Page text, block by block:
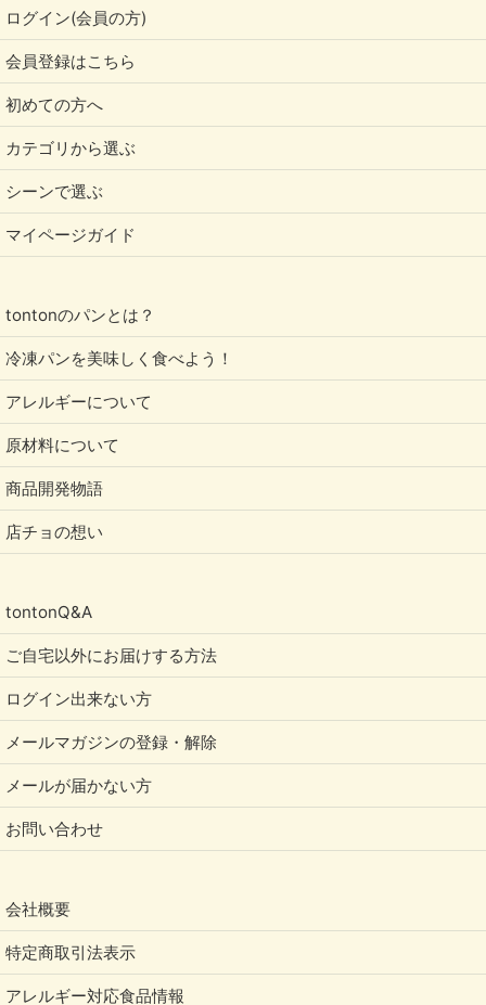
ログイン(会員の方)
会員登録はこちら
初めての方へ
カテゴリから選ぶ
シーンで選ぶ
マイページガイド
tontonのパンとは？
冷凍パンを美味しく食べよう！
アレルギーについて
原材料について
商品開発物語
店チョの想い
tontonQ&A
ご自宅以外にお届けする方法
ログイン出来ない方
メールマガジンの登録・解除
メールが届かない方
お問い合わせ
会社概要
特定商取引法表示
アレルギー対応食品情報